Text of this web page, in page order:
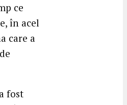
ce
în acel
care a
fost